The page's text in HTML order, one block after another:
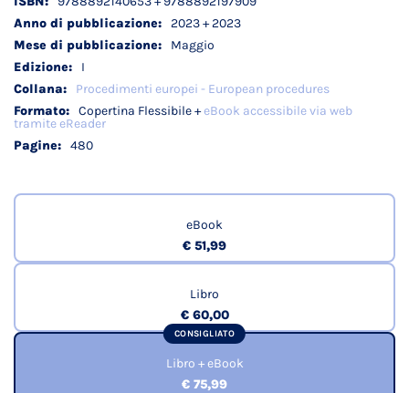
tecnici
2023 + 2023
Maggio
I
Procedimenti europei - European procedures
Copertina Flessibile +eBook accessibile via web
tramite eReader
480
eBook
€ 51,99
Libro
€ 60,00
CONSIGLIATO
Libro + eBook
€ 75,99